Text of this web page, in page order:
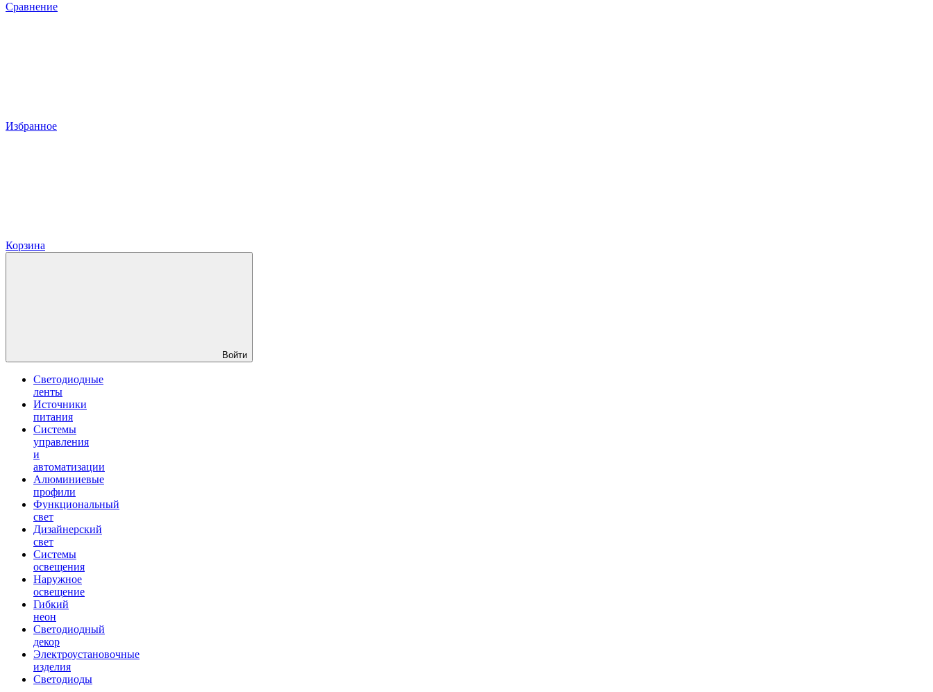
Сравнение
Избранное
Корзина
Войти
Светодиодные
ленты
Источники
питания
Системы
управления
и
автоматизации
Алюминиевые
профили
Функциональный
свет
Дизайнерский
свет
Системы
освещения
Наружное
освещение
Гибкий
неон
Светодиодный
декор
Электроустановочные
изделия
Светодиоды